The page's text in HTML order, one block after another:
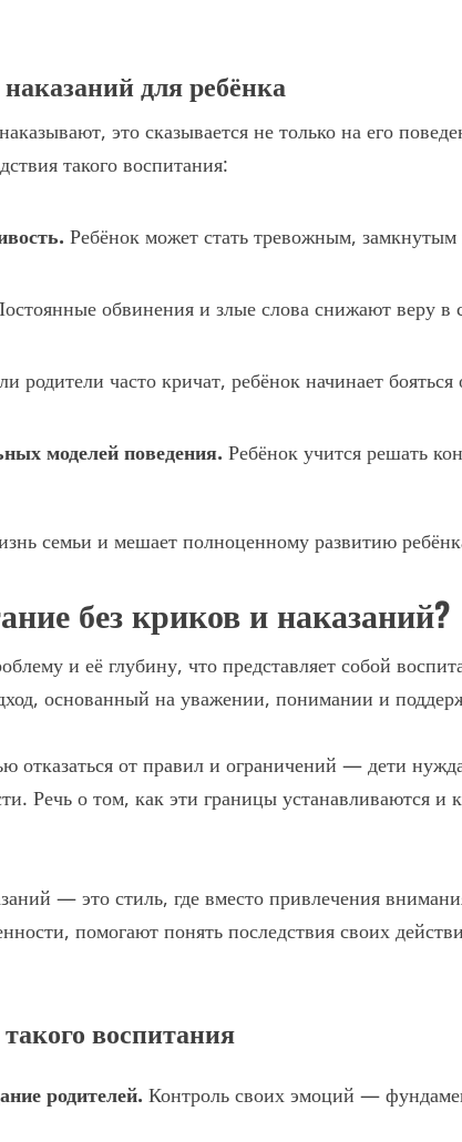
для ребёнка
это сказывается не только на его
такого воспитания:
Ребёнок может стать тревожным,
обвинения и злые слова снижают веру в
родители часто кричат, ребёнок начинает
моделей поведения. Ребёнок учится решать
семьи и мешает полноценному развитию
без криков и наказаний?
и её глубину, что представляет собой
основанный на уважении, понимании и
отказаться от правил и ограничений — дети
Речь о том, как эти границы устанавливаются
— это стиль, где вместо привлечения
помогают понять последствия своих
воспитания
родителей. Контроль своих эмоций —